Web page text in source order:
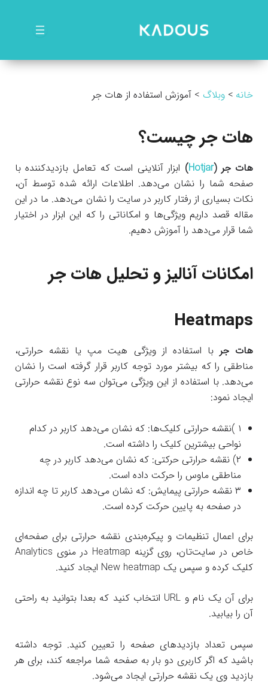
خانه وبلاگ آموزش استفاده از هات جر
هات جر چیست؟
هات جر (Hotjar
) ابزار آنلاینی است که تعامل بازدیدکننده‌ با
صفحه شما را نشان می‌دهد. اطلاعات ارائه شده توسط آن،
نکات بسیاری از رفتار کاربر در سایت را نشان می‌دهد. ما در این
مقاله قصد داریم ویژگی‌ها و امکاناتی را که این ابزار در اختیار
شما قرار می‌دهد را آموزش دهیم.
امکانات آنالیز و تحلیل هات جر
Heatmaps
هات جربا استفاده از ویژگی هیت مپ یا نقشه حرارتی،
مناطقی را که بیشتر مورد توجه کاربر قرار گرفته است را نشان
می‌دهد. با استفاده از این ویژگی می‌توان سه نوع نقشه حرارتی
ایجاد نمود:
۱ )نقشه حرارتی کلیک‌ها: که نشان می‌دهد کاربر در کدام
نواحی بیشترین کلیک را داشته است.
۲) نقشه حرارتی حرکتی: که نشان می‌دهد کاربر در چه
مناطقی ماوس را حرکت داده است.
۳ نقشه حرارتی پیمایش: که نشان می‌دهد کاربر تا چه اندازه
در صفحه به پایین حرکت کرده است.
برای اعمال تنظیمات و پیکره‌بندی نقشه حرارتی برای صفحه‌ای
خاص در سایت‌تان، روی گزینه Heatmap در منوی Analytics
کلیک کرده و سپس یک New heatmap ایجاد کنید.
برای آن یک نام و URL انتخاب کنید که بعدا بتوانید به راحتی
آن را بیابید.
سپس تعداد بازدیدهای صفحه را تعیین کنید. توجه داشته
باشید که اگر کاربری دو بار به صفحه شما مراجعه کند، برای هر
بازدید وی یک نقشه حرارتی ایجاد می‌شود.